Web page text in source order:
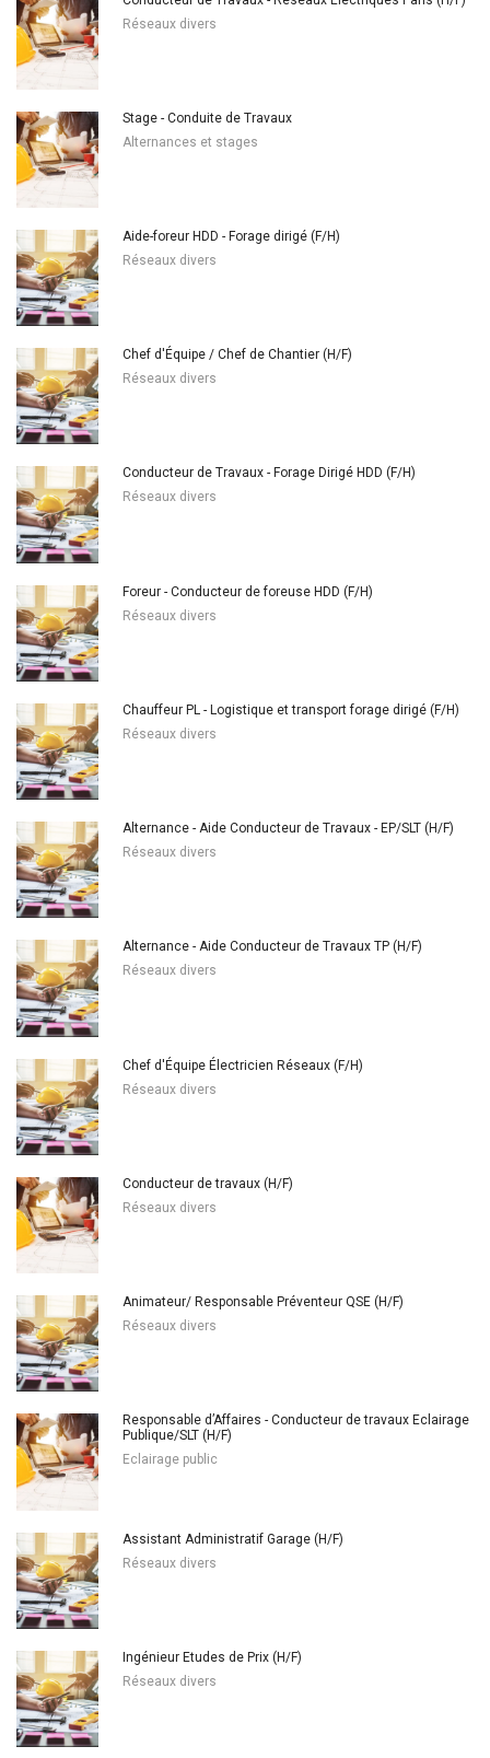
Réseaux divers
Stage - Conduite de Travaux
Alternances et stages
Aide-foreur HDD - Forage dirigé (F/H)
Réseaux divers
Chef d'Équipe / Chef de Chantier (H/F)
Réseaux divers
Conducteur de Travaux - Forage Dirigé HDD (F/H)
Réseaux divers
Foreur - Conducteur de foreuse HDD (F/H)
Réseaux divers
Chauffeur PL - Logistique et transport forage dirigé (F/H)
Réseaux divers
Alternance - Aide Conducteur de Travaux - EP/SLT (H/F)
Réseaux divers
Alternance - Aide Conducteur de Travaux TP (H/F)
Réseaux divers
Chef d'Équipe Électricien Réseaux (F/H)
Réseaux divers
Conducteur de travaux (H/F)
Réseaux divers
Animateur/ Responsable Préventeur QSE (H/F)
Réseaux divers
Responsable d’Affaires - Conducteur de travaux Eclairage
Publique/SLT (H/F)
Eclairage public
Assistant Administratif Garage (H/F)
Réseaux divers
Ingénieur Etudes de Prix (H/F)
Réseaux divers